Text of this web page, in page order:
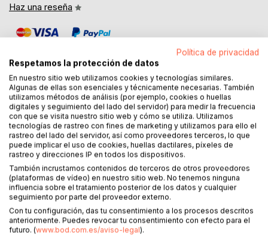
Haz una reseña
DESCRIPCIÓN
Esta guía actualizada en 2020 recopila lo mejor de Lisboa
pensando sacar el máximo provecho a una escapada de
varios días. Se ofrece toda la información que el visitante
necesita para moverse por la ciudad y escaparse a Sintra y
Queluz, se proponen itinerarios urbanos con mapas
detallados, se recomiendan restaurantes y cafés literarios,
y se descubren los secretos mejor guardados de Lisboa,
una ciudad que duerme una siesta eterna junto al río Tejo,
soñando con viejas glorias y nuevas vanguardias
Política de privacidad
Respetamos la protección de datos
En nuestro sitio web utilizamos cookies y tecnologías similares.
Algunas de ellas son esenciales y técnicamente necesarias. También
utilizamos métodos de análisis (por ejemplo, cookies o huellas
digitales y seguimiento del lado del servidor) para medir la frecuencia
con que se visita nuestro sitio web y cómo se utiliza. Utilizamos
tecnologías de rastreo con fines de marketing y utilizamos para ello el
rastreo del lado del servidor, así como proveedores terceros, lo que
puede implicar el uso de cookies, huellas dactilares, píxeles de
rastreo y direcciones IP en todos los dispositivos.
También incrustamos contenidos de terceros de otros proveedores
(plataformas de vídeo) en nuestro sitio web. No tenemos ninguna
influencia sobre el tratamiento posterior de los datos y cualquier
seguimiento por parte del proveedor externo.
Con tu configuración, das tu consentimiento a los procesos descritos
anteriormente. Puedes revocar tu consentimiento con efecto para el
futuro. (www.bod.com.es/aviso-legal).